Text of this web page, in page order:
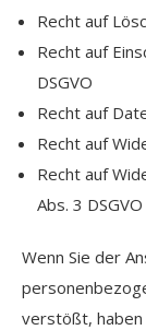
Recht auf
Recht auf
DSGVO
Recht auf
Recht auf
Recht auf
Abs. 3 DSGVO
Wenn Sie der
verstößt, haben